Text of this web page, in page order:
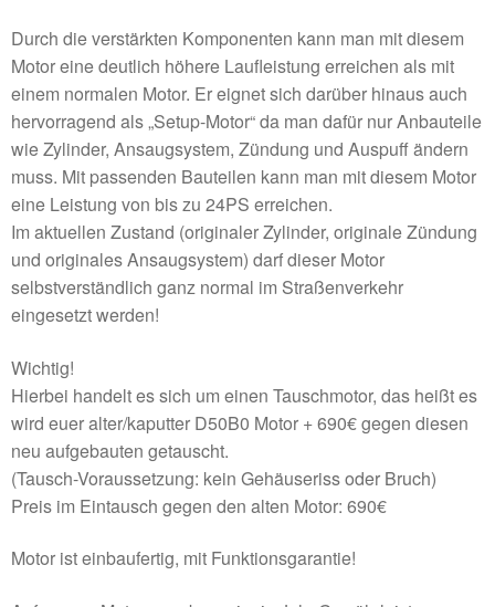
Durch die verstärkten Komponenten kann man mit diesem
Motor eine deutlich höhere Laufleistung erreichen als mit
einem normalen Motor. Er eignet sich darüber hinaus auch
hervorragend als „Setup-Motor“ da man dafür nur Anbauteile
wie Zylinder, Ansaugsystem, Zündung und Auspuff ändern
muss. Mit passenden Bauteilen kann man mit diesem Motor
eine Leistung von bis zu 24PS erreichen.
Im aktuellen Zustand (originaler Zylinder, originale Zündung
und originales Ansaugsystem) darf dieser Motor
selbstverständlich ganz normal im Straßenverkehr
eingesetzt werden!
Wichtig!
Hierbei handelt es sich um einen Tauschmotor, das heißt es
wird euer alter/kaputter D50B0 Motor + 690€ gegen diesen
neu aufgebauten getauscht.
(Tausch-Voraussetzung: kein Gehäuseriss oder Bruch)
Preis im Eintausch gegen den alten Motor: 690€
Motor ist einbaufertig, mit Funktionsgarantie!